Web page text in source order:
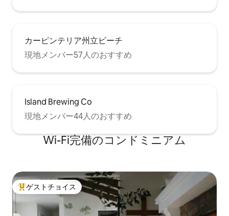
カーピンテリア州立ビーチ
現地メンバー57人のおすすめ
Island Brewing Co
現地メンバー44人のおすすめ
Wi-Fi完備のコンドミニアム
大好評のゲストチョイスです。
ゲストチョイス